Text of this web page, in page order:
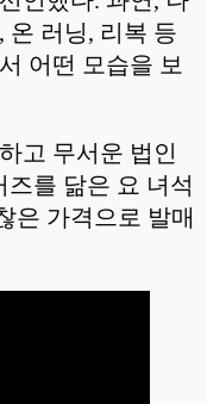
온 러닝, 리복 등
어떤 모습을 보
고 무서운 법인
를 닮은 요 녀석
은 가격으로 발매